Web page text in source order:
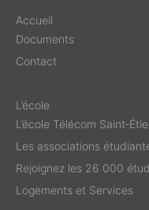
Accueil
Documents
Contact
L’école
L’école Télécom
Les associations
Rejoignez les 26 000
Logements et Services